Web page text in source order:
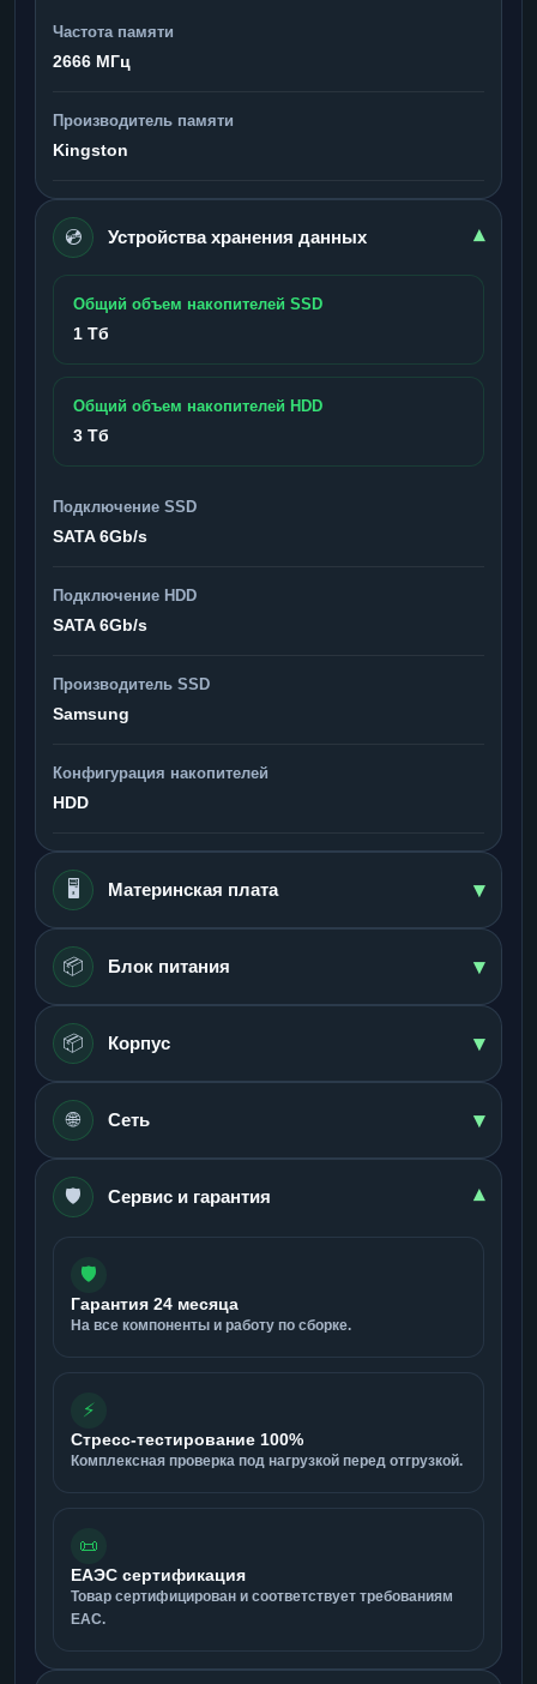
Частота памяти
2666 МГц
Производитель памяти
Kingston
💿 Устройства хранения данных ▾
Общий объем накопителей SSD
1 Тб
Общий объем накопителей HDD
3 Тб
Подключение SSD
SATA 6Gb/s
Подключение HDD
SATA 6Gb/s
Производитель SSD
Samsung
Конфигурация накопителей
HDD
🖥️ Материнская плата ▾
📦 Блок питания ▾
📦 Корпус ▾
🌐 Сеть ▾
🛡️ Сервис и гарантия ▾
🛡️
Гарантия 24 месяца
На все компоненты и работу по сборке.
⚡
Стресс-тестирование 100%
Комплексная проверка под нагрузкой перед отгрузкой.
📜
ЕАЭС сертификация
Товар сертифицирован и соответствует требованиям
ЕАС.